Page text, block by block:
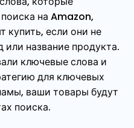
на Amazon,
купить, если они не
название продукта.
ключевые слова и
для ключевых
ваши товары будут
поиска.